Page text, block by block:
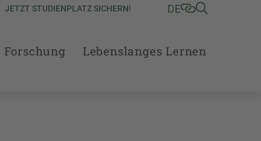
JETZT STUDIENPLATZ SICHERN! DE
Forschung Lebenslanges Lernen